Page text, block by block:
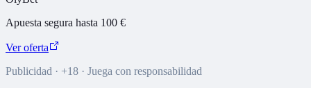
Apuesta segura hasta 100 €
Ver oferta
Publicidad · +18 · Juega con responsabilidad